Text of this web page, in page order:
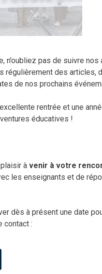
n’oubliez pas de suivre
régulièrement des
de nos prochains
rentrée et une
éducatives !
à venir à votre
les enseignants et de
dès à présent une date
contact :